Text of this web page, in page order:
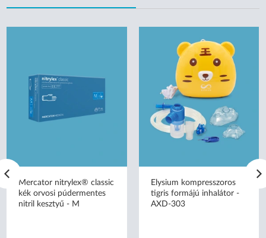
Mercator nitrylex® classic
kék orvosi púdermentes
nitril kesztyű - M
Elysium kompresszoros
tigris formájú inhalátor -
AXD-303